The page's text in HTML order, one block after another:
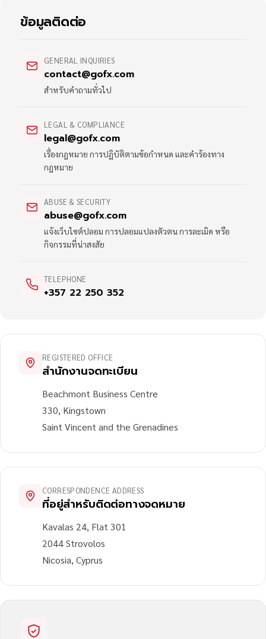
ข้อมูลติดต่อ
GENERAL INQUIRIES
contact@gofx.com
สำหรับคำถามทั่วไป
LEGAL & COMPLIANCE
legal@gofx.com
เรื่องกฎหมาย การปฏิบัติตามข้อกำหนด และคำร้องทาง
กฎหมาย
ABUSE & SECURITY
abuse@gofx.com
แจ้งเว็บไซต์ปลอม การปลอมแปลงตัวตน การละเมิด หรือ
กิจกรรมที่น่าสงสัย
TELEPHONE
+357 22 250 352
REGISTERED OFFICE
สำนักงานจดทะเบียน
Beachmont Business Centre
330, Kingstown
Saint Vincent and the Grenadines
CORRESPONDENCE ADDRESS
ที่อยู่สำหรับติดต่อทางจดหมาย
Kavalas 24, Flat 301
2044 Strovolos
Nicosia, Cyprus